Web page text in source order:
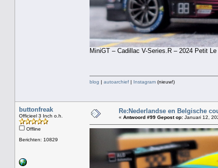
MiniGT – Cadillac V-Series.R – 2024 Petit
blog | autoarchief | Instagram (nieuw!)
buttonfreak
Officieel 3 Inch o.h.
Offline
Berichten: 10829
Re:Nederlandse en Belgische
« Antwoord #99 Gepost op: Januari 12,